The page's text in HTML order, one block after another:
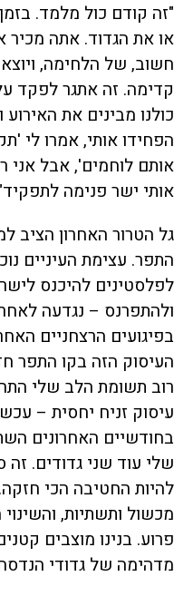
"זה קודם כול מלמד.
או את הגדוד. אתה
חשוב, של הלחימה,
קדימה. זה אתגר לפקד
הפחידו אותי, אמרו לי
אותם לוחמים', אבל אני
אותי ישר פנימה
גל הטרור האחרון הציב
התפר. עצימת העיניים
לפלסטינים להיכנס
ולהתפרנס – נגדעה
בפיגועים הרצחניים
העיסוק הזה בקו התפר
רוב תשומת הלב שלי
עיסוק זניח יחסית –
בחודשיים האחרונים
שלי עוד שני גדודים.
להיות החטיבה הכי
מכשול ותשתיות,
פרוע. בנינו מוצבים
מדהימה של גדודי